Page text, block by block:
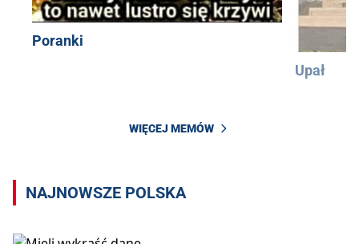
Poranki
Upał
WIĘCEJ MEMÓW
NAJNOWSZE POLSKA